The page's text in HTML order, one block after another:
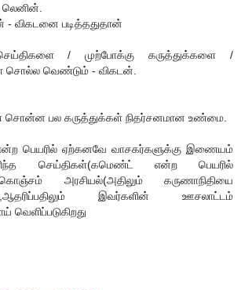
லெனின்.
- விகடனை படித்ததுதான்
/ முற்போக்கு கருத்துக்களை /
சொல்ல வெண்டும் - விகடன்.
பல கருத்துக்கள் நிதர்சனமான உண்மை.
பெயரில் ஏற்கனவே வாசகர்களுக்கு இணையம்
செய்திகள்(கமெண்ட் என்ற பெயரில்
அரசியல்(அதிலும் கருணாநிதியை
இவர்களின் ஊசலாட்டம்
வெளிப்படுகிறது